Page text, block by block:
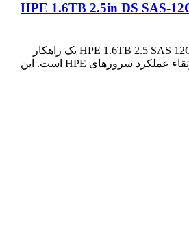
HPE 1.6TB 2.5in DS SAS-
SSD سرور HPE 1.6TB 2.5 SAS 12G WI SC SSD یک راهکار
قدرتمند و مطمئن برای ارتقاء عملکرد سرورهای HPE است. این